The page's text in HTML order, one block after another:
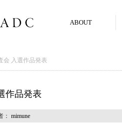
ABOUT
会 入選作品発表
作品発表
： mimune